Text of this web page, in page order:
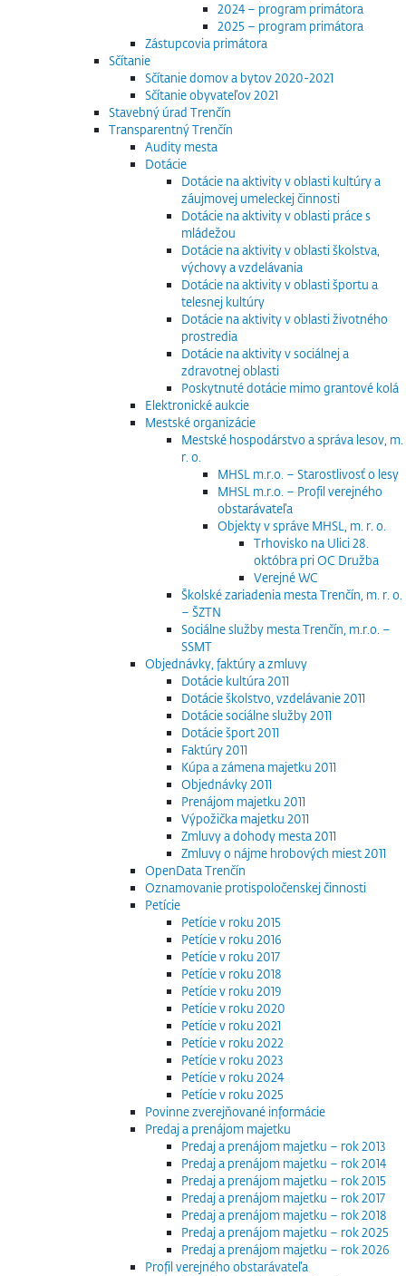
2024 – program primátora
2025 – program primátora
Zástupcovia primátora
Sčítanie
Sčítanie domov a bytov 2020-2021
Sčítanie obyvateľov 2021
Stavebný úrad Trenčín
Transparentný Trenčín
Audity mesta
Dotácie
Dotácie na aktivity v oblasti kultúry a
záujmovej umeleckej činnosti
Dotácie na aktivity v oblasti práce s
mládežou
Dotácie na aktivity v oblasti školstva,
výchovy a vzdelávania
Dotácie na aktivity v oblasti športu a
telesnej kultúry
Dotácie na aktivity v oblasti životného
prostredia
Dotácie na aktivity v sociálnej a
zdravotnej oblasti
Poskytnuté dotácie mimo grantové kolá
Elektronické aukcie
Mestské organizácie
Mestské hospodárstvo a správa lesov, m.
r. o.
MHSL m.r.o. – Starostlivosť o lesy
MHSL m.r.o. – Profil verejného
obstarávateľa
Objekty v správe MHSL, m. r. o.
Trhovisko na Ulici 28.
októbra pri OC Družba
Verejné WC
Školské zariadenia mesta Trenčín, m. r. o.
– ŠZTN
Sociálne služby mesta Trenčín, m.r.o. –
SSMT
Objednávky, faktúry a zmluvy
Dotácie kultúra 2011
Dotácie školstvo, vzdelávanie 2011
Dotácie sociálne služby 2011
Dotácie šport 2011
Faktúry 2011
Kúpa a zámena majetku 2011
Objednávky 2011
Prenájom majetku 2011
Výpožička majetku 2011
Zmluvy a dohody mesta 2011
Zmluvy o nájme hrobových miest 2011
OpenData Trenčín
Oznamovanie protispoločenskej činnosti
Petície
Petície v roku 2015
Petície v roku 2016
Petície v roku 2017
Petície v roku 2018
Petície v roku 2019
Petície v roku 2020
Petície v roku 2021
Petície v roku 2022
Petície v roku 2023
Petície v roku 2024
Petície v roku 2025
Povinne zverejňované informácie
Predaj a prenájom majetku
Predaj a prenájom majetku – rok 2013
Predaj a prenájom majetku – rok 2014
Predaj a prenájom majetku – rok 2015
Predaj a prenájom majetku – rok 2017
Predaj a prenájom majetku – rok 2018
Predaj a prenájom majetku – rok 2025
Predaj a prenájom majetku – rok 2026
Profil verejného obstarávateľa